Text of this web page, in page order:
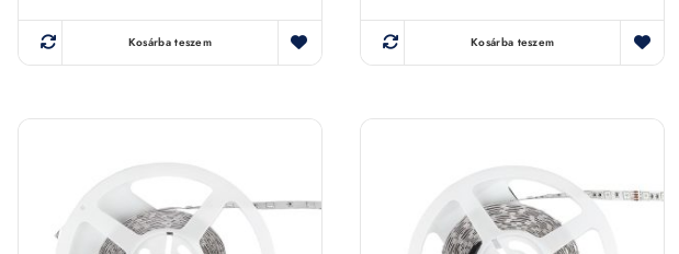
Kosárba teszem Kosárba teszem